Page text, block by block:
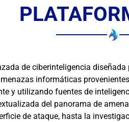
de ciberinteligencia
informáticas
y utilizando fuentes de
del panorama de
de ataque, hasta la